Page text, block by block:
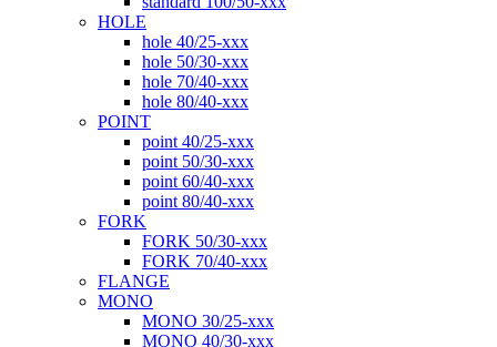
HOLE
hole 40/25-xxx
hole 50/30-xxx
hole 70/40-xxx
hole 80/40-xxx
POINT
point 40/25-xxx
point 50/30-xxx
point 60/40-xxx
point 80/40-xxx
FORK
FORK 50/30-xxx
FORK 70/40-xxx
FLANGE
MONO
MONO 30/25-xxx
MONO 40/30-xxx